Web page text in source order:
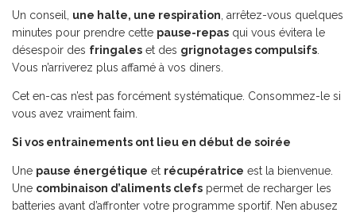
Un conseil, une halte, une respiration , arrêtez-vous quelques
minutes pour prendre cette pause-repas qui vous évitera le
désespoir des fringales et des grignotages compulsifs
Vous n’arriverez plus affamé à vos diners.
Cet en-cas n’est pas forcément systématique. Consommez-le si
vous avez vraiment faim.
Si vos entrainements ont lieu en début de soirée
Une pause énergétique et récupératrice est la bienvenue.
Une combinaison d’aliments clefs permet de recharger les
batteries avant d’affronter votre programme sportif. N’en abusez